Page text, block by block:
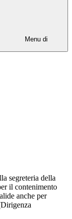
Menu di
segreteria della
il contenimento
anche per